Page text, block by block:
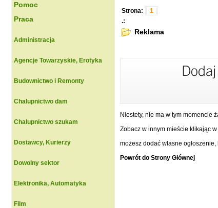
Pomoc
Praca
Administracja
Agencje Towarzyskie, Erotyka
Budownictwo i Remonty
Chalupnictwo dam
Chalupnictwo szukam
Dostawcy, Kurierzy
Dowolny sektor
Elektronika, Automatyka
Film
Strona:
1
.:
Reklama
Niestety, nie ma w tym momencie
Zobacz w innym mieście klikając
możesz dodać własne
Powrót do Strony Głównej